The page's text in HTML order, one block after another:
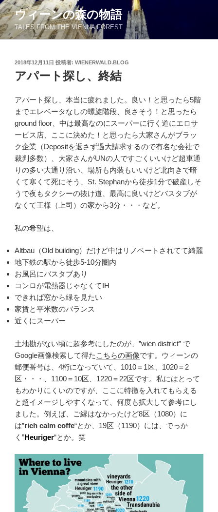
コ
ン
テ
ン
ウィーンの森の物語
TALES FROM THE VIENNA FOREST
投
稿
日:
2018年12月11日 投稿者: WIENERWALD.BLOG
アパート探し、終結
アパート探し、本当に疲れました。良い！と思ったら5階
までエレベータなしの螺旋階段、良さそう！と思ったら
ground floor、中は最高なのにスーパーに行く道にエロサ
ービス店、ここに決めた！と思ったら大家さんがブラッ
ク企業（Depositを返さず過大請求するので有名な会社で
裁判多数）、大家さんがUNの人ですごくいいけど超車通
りの多い大通り沿い、場所も内装もいいけど北向きで暗
くて寒くて死にそう、St. Stephanから徒歩1分で破産しそ
うで夜もタクシーの抜け道、最高に良いけどバスタブが
なくて王様（上司）の家から3分・・・など。
私の希望は、
Altbau（Old building）だけど中はリノベートされてて綺麗
地下鉄の駅から徒歩5-10分圏内
お風呂にバスタブあり
コンロが電熱器じゃなくてIH
できれば窓から緑を見たい
家賃と平米数のバランス
近くにスーパー
土地勘がない頃に超参考にしたのが、”wien district” で
Google画像検索して得た こちらの画像です。ウィーンの
郵便番号は、4桁になっていて、1010＝1区、1020＝2
区・・・、1100＝10区、1220＝22区です。私にはとって
もわかりにくいのですが、ここに特徴を入れてもらえる
と超イメージしやすくなって、何度も拡大して参考にし
ました。例えば、ご縁はなかったけど8区（1080）に
は”rich calm coffe“とか、19区（1190）には、でっか
く”Heuriger“とか。笑